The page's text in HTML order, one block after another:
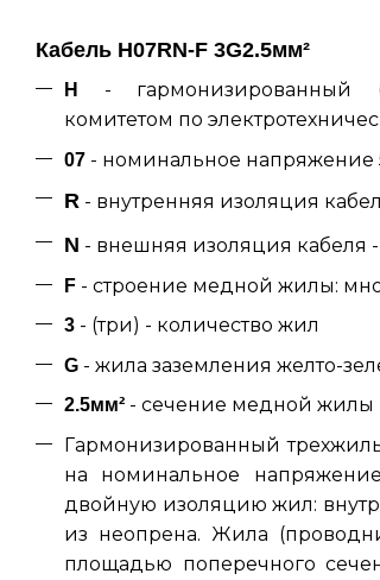
Кабель H07RN-F 3G2.5мм²
H
- гармонизированный
комитетом по
07 - номинальное напряжение
R - внутренняя изоляция
N - внешняя изоляция кабеля
F - строение медной жилы:
3 - (три) - количество жил
G - жила заземления желто-
2.5мм² - сечение медной жилы
Гармонизированный
на номинальное
двойную изоляцию жил:
из неопрена. Жила
площадью поперечного